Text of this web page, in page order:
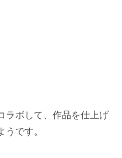
ラボして、作品を仕上げ
です。